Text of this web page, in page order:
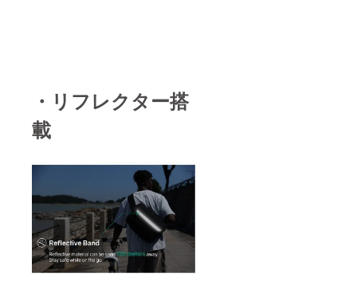
・リフレクター搭
載